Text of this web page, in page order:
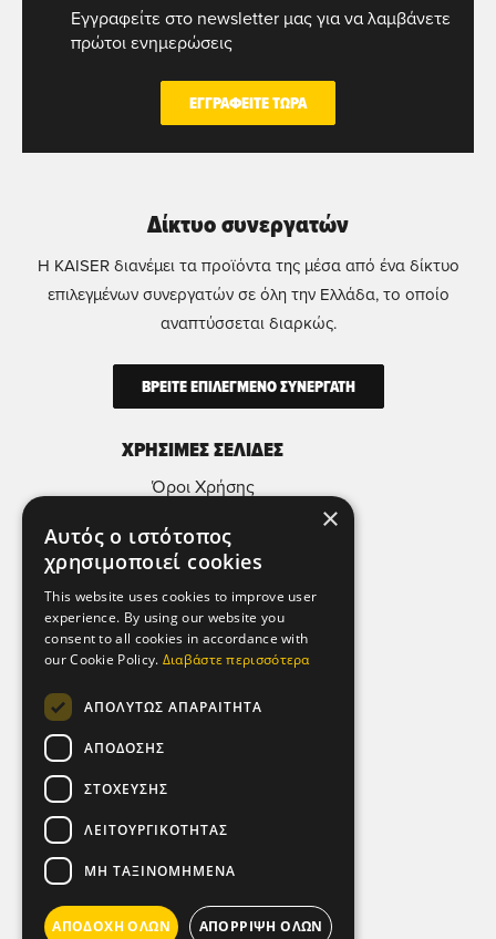
Εγγραφείτε στο newsletter μας για να λαμβάνετε
πρώτοι ενημερώσεις
ΕΓΓΡΑΦΕΙΤΕ ΤΩΡΑ
ΧΡΗΣΙΜΕΣ ΣΕΛΙΔΕΣ
Όροι Χρήσης
Πολιτική Απορρήτου & Προστασίας
Προσωπικών Δεδομένων
Πολιτική Μικροδεδομένων (Cookies)
Δίκτυο συνεργατών
Η KAISER διανέμει τα προϊόντα της μέσα από ένα δίκτυο
επιλεγμένων συνεργατών σε όλη την Ελλάδα, το οποίο
αναπτύσσεται διαρκώς.
ΒΡΕΙΤΕ ΕΠΙΛΕΓΜΕΝΟ ΣΥΝΕΡΓΑΤΗ
ΕΠΙΚΟΙΝΩΝΙΑ
Λεωφ. Αθηνών 92,
Τηλ: (+30) 210 5193 100
SOCIAL MEDIA
×
Αυτός ο ιστότοπος
χρησιμοποιεί cookies
This website uses cookies to improve user
experience. By using our website you
consent to all cookies in accordance with
our Cookie Policy. Διαβάστε περισσότερα
ΑΠΟΛΎΤΩΣ ΑΠΑΡΑΊΤΗΤΑ
ΑΠΌΔΟΣΗΣ
ΣΤΌΧΕΥΣΗΣ
ΛΕΙΤΟΥΡΓΙΚΌΤΗΤΑΣ
ΜΗ ΤΑΞΙΝΟΜΗΜΈΝΑ
ΑΠΟΔΟΧΉ ΌΛΩΝ ΑΠΌΡΡΙΨΗ ΌΛΩΝ